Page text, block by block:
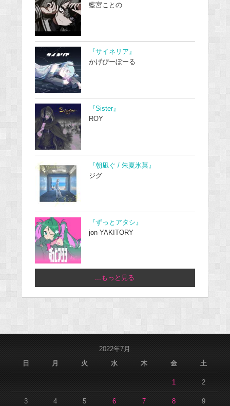
藍宮ことの
『サイネリア』
かげぴーぼーる
『Sister』
ROY
『朝凪ぐ / 朱夏氷菓』
ジグ
『ずっとアタシ』
jon-YAKITORY
...もっと見る
2022年7月
日
月 火 水 木 金 土
1 2
3 4 5 6 7 8 9